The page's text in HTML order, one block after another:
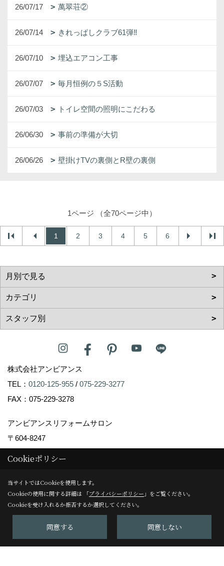
26/07/17 萬翠荘②
26/07/14 きれっぱしクラブ61弾‼
26/07/10 埋込エアコン工事
26/07/07 毎月恒例の５S活動
26/07/03 トイレ空間の照明にこだわる
26/06/30 事前の準備が大切
26/06/26 壁掛けTVの裏側とR壁の裏側
1ページ （全70ページ中）
1 2 3 4 5 6
株式会社アンビアンス
TEL： 0120-125-955 / 075-229-3277
FAX：075-229-3278
アンビアンスリフォームサロン
〒604-8247
京都市中京区塩屋町59
FAX：075-229-3008
＜営業時間＞10:00～17:00
＜定休日＞日曜日
Cookieポリシー
当サイトではCookieを使用します。
Cookieの使用に関する詳細は 「プライバシーポリシー 」をご覧ください。
Cookieを受け入れるか拒否するか選択してください。
同意する 同意しない